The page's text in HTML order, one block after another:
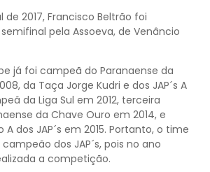
de 2017, Francisco Beltrão foi
pela Assoeva, de Venâncio
já foi campeã do Paranaense da
da Taça Jorge Kudri e dos JAP´s A
da Liga Sul em 2012, terceira
da Chave Ouro em 2014, e
dos JAP´s em 2015. Portanto, o time
dos JAP´s, pois no ano
a competição.